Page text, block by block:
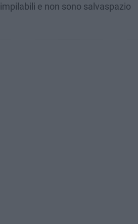
impilabili e non sono salvaspazio